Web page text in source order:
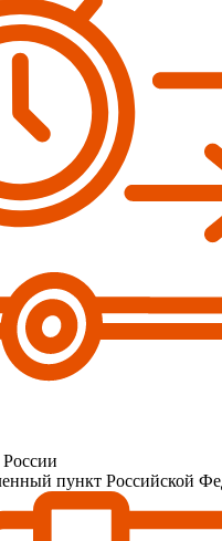
пункт Российской